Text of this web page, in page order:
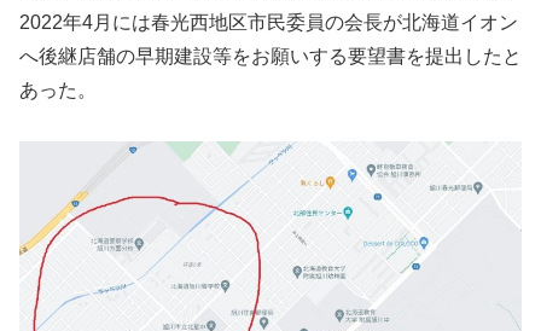
2022年4月には春光西地区市民委員の会長が北海道イオン
へ後継店舗の早期建設等をお願いする要望書を提出したと
あった。